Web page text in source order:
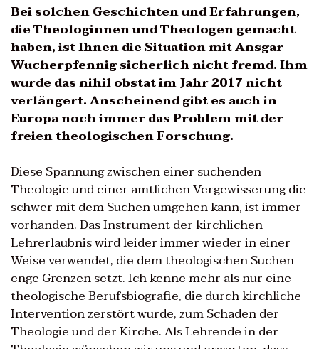
Bei solchen Geschichten und Erfahrungen,
die Theologinnen und Theologen gemacht
haben, ist Ihnen die Situation mit Ansgar
Wucherpfennig sicherlich nicht fremd. Ihm
wurde das nihil obstat im Jahr 2017 nicht
verlängert. Anscheinend gibt es auch in
Europa noch immer das Problem mit der
freien theologischen Forschung.
Diese Spannung zwischen einer suchenden
Theologie und einer amtlichen Vergewisserung die
schwer mit dem Suchen umgehen kann, ist immer
vorhanden. Das Instrument der kirchlichen
Lehrerlaubnis wird leider immer wieder in einer
Weise verwendet, die dem theologischen Suchen
enge Grenzen setzt. Ich kenne mehr als nur eine
theologische Berufsbiografie, die durch kirchliche
Intervention zerstört wurde, zum Schaden der
Theologie und der Kirche. Als Lehrende in der